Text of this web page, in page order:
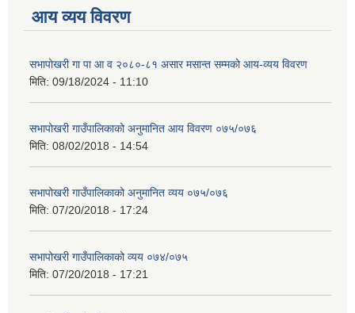
आय व्यय विवरण
सभापोखरी गा पा आ व २०८०-८१ असार मसान्त सम्मको आय-व्यय विवरण
मिति: 09/18/2024 - 11:10
सभापोखरी गाउँपालिकाको अनुमानित आय विवरण ०७५/०७६
मिति: 08/02/2018 - 14:54
सभापोखरी गाउँपालिकाको अनुमानित व्यय ०७५/०७६
मिति: 07/20/2018 - 17:24
सभापोखरी गाउँपालिकाको व्यय ०७४/०७५
मिति: 07/20/2018 - 17:21